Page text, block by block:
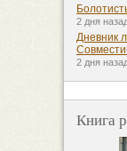
2 дня
Дневник
2 дня
Книга